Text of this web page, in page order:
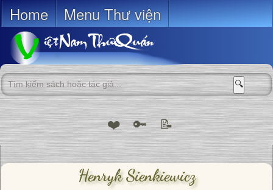
Home Menu Thư viện
🔍
❤️ 🔑 📝
Henryk Sienkiewicz